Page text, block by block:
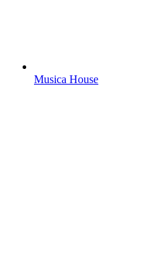
Musica House